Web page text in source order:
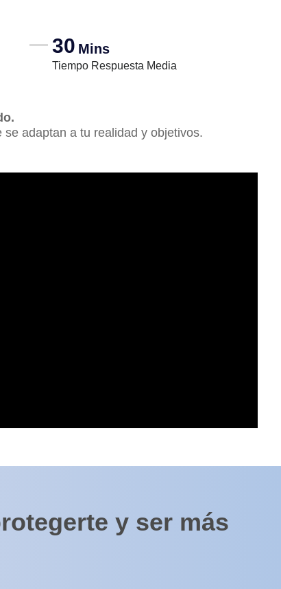
30 Mins
Tiempo Respuesta Media
adaptan a tu realidad y objetivos.
y ser más